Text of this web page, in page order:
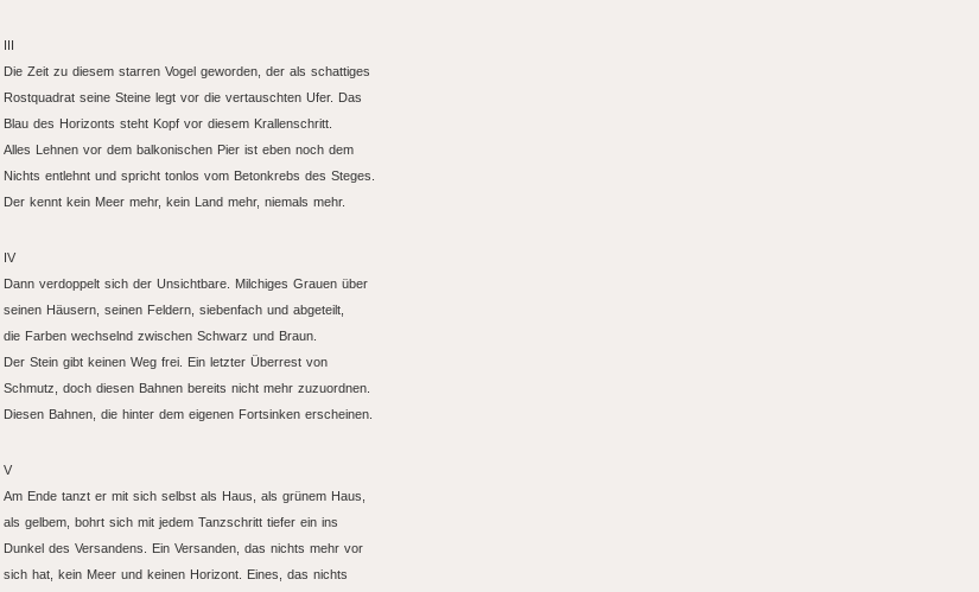
III
Die Zeit zu diesem starren Vogel geworden, der als schattiges
Rostquadrat seine Steine legt vor die vertauschten Ufer. Das
Blau des Horizonts steht Kopf vor diesem Krallenschritt.
Alles Lehnen vor dem balkonischen Pier ist eben noch dem
Nichts entlehnt und spricht tonlos vom Betonkrebs des Steges.
Der kennt kein Meer mehr, kein Land mehr, niemals mehr.
IV
Dann verdoppelt sich der Unsichtbare. Milchiges Grauen über
seinen Häusern, seinen Feldern, siebenfach und abgeteilt,
die Farben wechselnd zwischen Schwarz und Braun.
Der Stein gibt keinen Weg frei. Ein letzter Überrest von
Schmutz, doch diesen Bahnen bereits nicht mehr zuzuordnen.
Diesen Bahnen, die hinter dem eigenen Fortsinken erscheinen.
V
Am Ende tanzt er mit sich selbst als Haus, als grünem Haus,
als gelbem, bohrt sich mit jedem Tanzschritt tiefer ein ins
Dunkel des Versandens. Ein Versanden, das nichts mehr vor
sich hat, kein Meer und keinen Horizont. Eines, das nichts